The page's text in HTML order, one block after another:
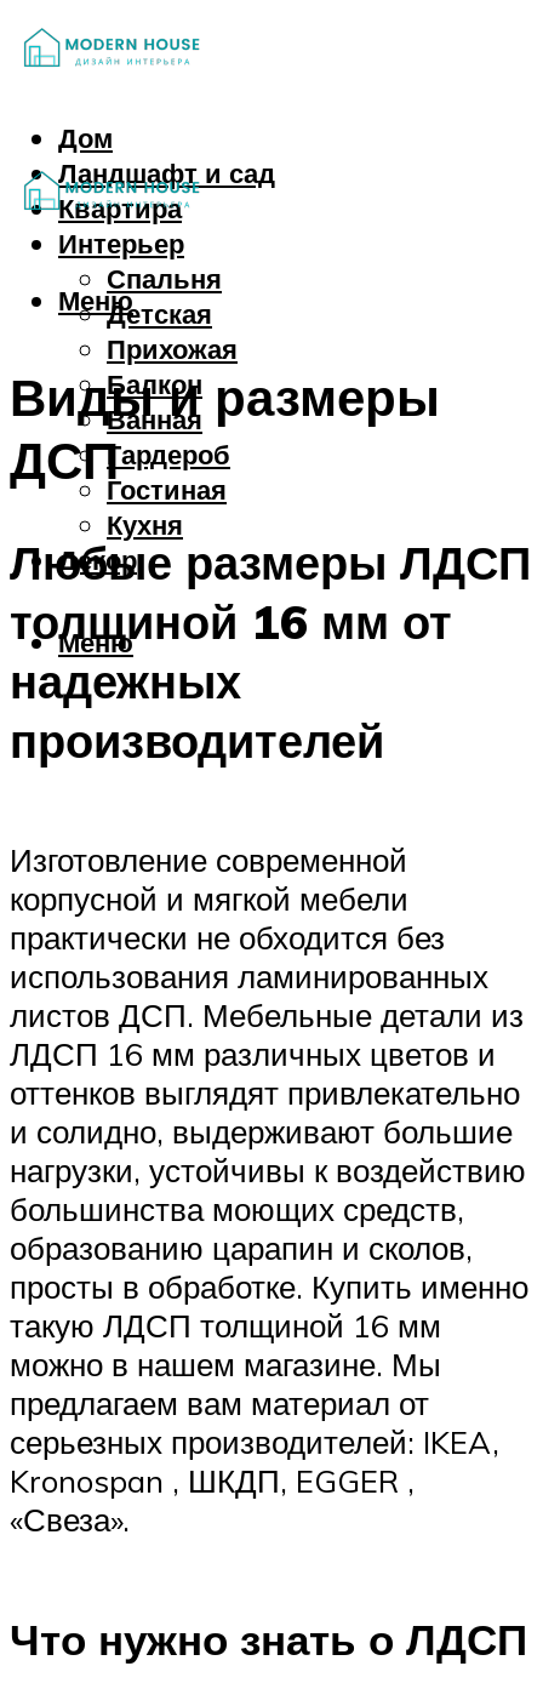
Дом
Ландшафт и сад
Квартира
Интерьер
Спальня
Детская
Прихожая
Балкон
Ванная
Гардероб
Гостиная
Кухня
Декор
Меню
Меню
Виды и размеры
ДСП
Любые размеры ЛДСП
толщиной 16 мм от
надежных
производителей
Изготовление современной
корпусной и мягкой мебели
практически не обходится без
использования ламинированных
листов ДСП. Мебельные детали из
ЛДСП 16 мм различных цветов и
оттенков выглядят привлекательно
и солидно, выдерживают большие
нагрузки, устойчивы к воздействию
большинства моющих средств,
образованию царапин и сколов,
просты в обработке. Купить именно
такую ЛДСП толщиной 16 мм
можно в нашем магазине. Мы
предлагаем вам материал от
серьезных производителей: IKEA,
Kronospan , ШКДП, EGGER ,
«Свеза».
Что нужно знать о ЛДСП